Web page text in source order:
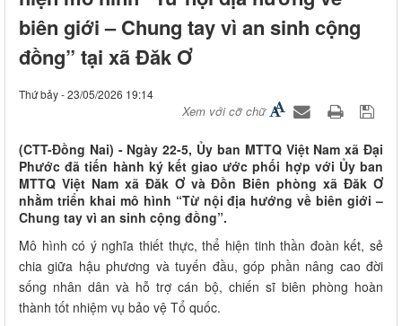
biên giới – Chung tay vì an sinh cộng
đồng” tại xã Đăk Ơ
Thứ bảy - 23/05/2026 19:14
Xem với cỡ chữ
(CTT-Đồng Nai) - Ngày 22-5, Ủy ban MTTQ Việt Nam xã Đại
Phước đã tiến hành ký kết giao ước phối hợp với Ủy ban
MTTQ Việt Nam xã Đăk Ơ và Đồn Biên phòng xã Đăk Ơ
nhằm triển khai mô hình “Từ nội địa hướng về biên giới –
Chung tay vì an sinh cộng đồng”.
Mô hình có ý nghĩa thiết thực, thể hiện tinh thần đoàn kết, sẻ
chia giữa hậu phương và tuyến đầu, góp phần nâng cao đời
sống nhân dân và hỗ trợ cán bộ, chiến sĩ biên phòng hoàn
thành tốt nhiệm vụ bảo vệ Tổ quốc.